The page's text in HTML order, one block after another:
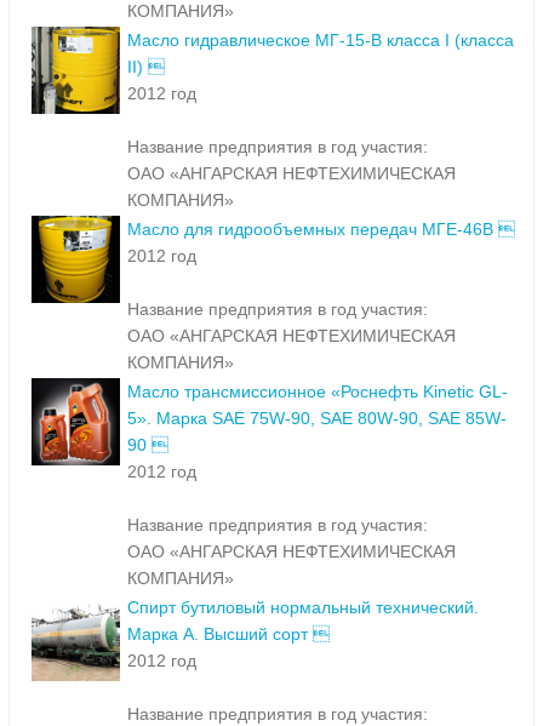
КОМПАНИЯ»
Масло гидравлическое МГ-15-В класса I (класса
II) 
2012 год
Название предприятия в год участия:
ОАО «АНГАРСКАЯ НЕФТЕХИМИЧЕСКАЯ
КОМПАНИЯ»
Масло для гидрообъемных передач МГЕ-46В 
2012 год
Название предприятия в год участия:
ОАО «АНГАРСКАЯ НЕФТЕХИМИЧЕСКАЯ
КОМПАНИЯ»
Масло трансмиссионное «Роснефть Kinetic GL-
5». Марка SAE 75W-90, SAE 80W-90, SAE 85W-
90 
2012 год
Название предприятия в год участия:
ОАО «АНГАРСКАЯ НЕФТЕХИМИЧЕСКАЯ
КОМПАНИЯ»
Спирт бутиловый нормальный технический.
Марка А. Высший сорт 
2012 год
Название предприятия в год участия: